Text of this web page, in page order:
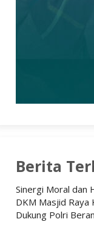
Berita
Sinergi Moral dan
DKM Masjid Raya
Dukung Polri